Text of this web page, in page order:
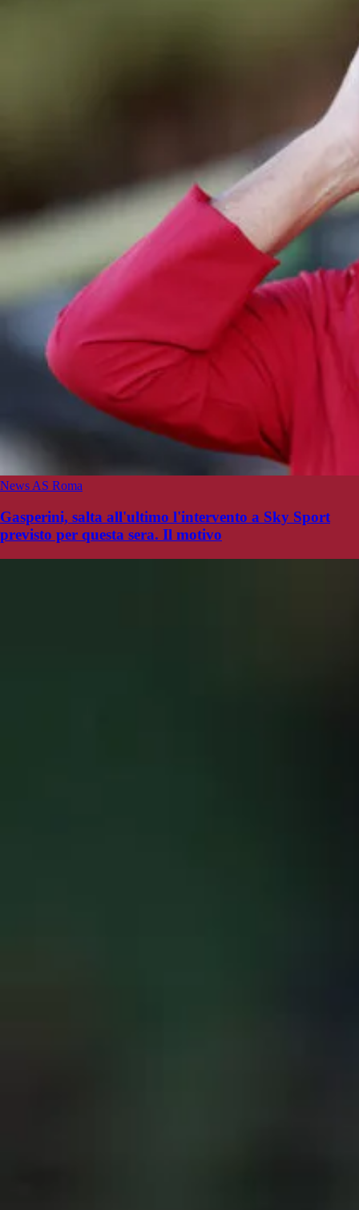
News AS Roma
Gasperini, salta all'ultimo l'intervento a Sky Sport
previsto per questa sera. Il motivo